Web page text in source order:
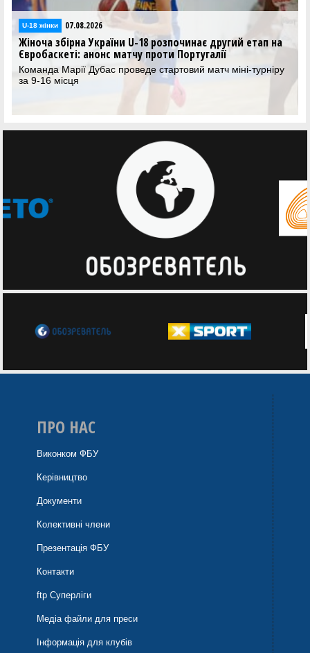
U-18 жінки 05.08.2026
Жіноча збірна U-18 програла Швейцарії на чемпіонаті
Європи
Дівчата завершили груповий етап поразкою
ПРО НАС
Виконком ФБУ
Керівництво
Документи
Колективні члени
Презентація ФБУ
Контакти
ftp Суперліги
Медіа файли для преси
Інформація для клубів